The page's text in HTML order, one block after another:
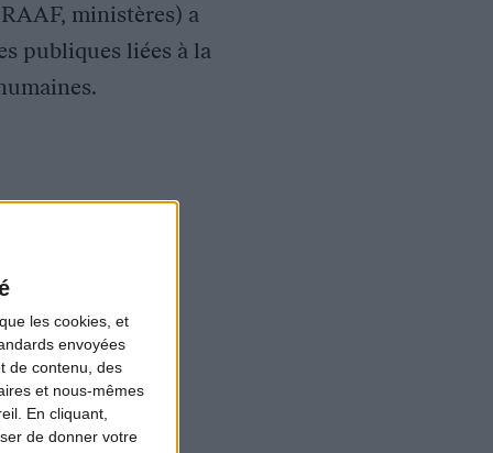
les cookies, et
envoyées
de contenu, des
et nous-mêmes
En cliquant,
de donner votre
ministères) a
publiques liées à la